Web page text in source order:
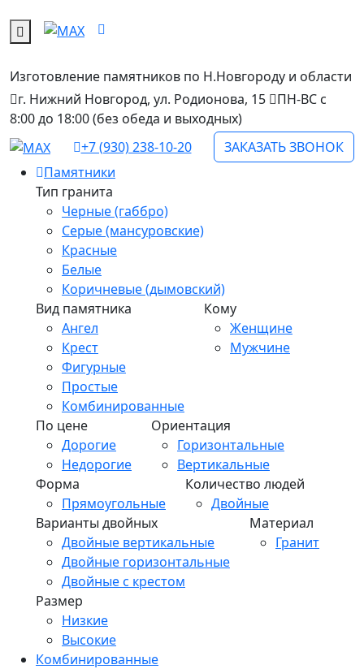
Изготовление памятников по Н.Новгороду и области
г. Нижний Новгород, ул. Родионова, 15
ПН-ВС с
8:00 до 18:00 (без обеда и выходных)
+7 (930) 238-10-20
ЗАКАЗАТЬ ЗВОНОК
Памятники
Тип гранита
Черные (габбро)
Серые (мансуровские)
Красные
Белые
Коричневые (дымовский)
Вид памятника
Ангел
Крест
Фигурные
Простые
Комбинированные
Кому
Женщине
Мужчине
По цене
Дорогие
Недорогие
Ориентация
Горизонтальные
Вертикальные
Форма
Прямоугольные
Количество людей
Двойные
Варианты двойных
Двойные вертикальные
Двойные горизонтальные
Двойные с крестом
Материал
Гранит
Размер
Низкие
Высокие
Комбинированные